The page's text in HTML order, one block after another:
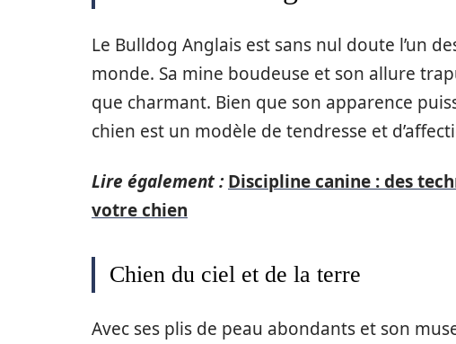
Le Bulldog Anglais est sans nul doute l’un
monde. Sa mine boudeuse et son allure
que charmant. Bien que son apparence
chien est un modèle de tendresse et
Lire également : Discipline canine : des
votre chien
Chien du ciel et de la terre
Avec ses plis de peau abondants et son